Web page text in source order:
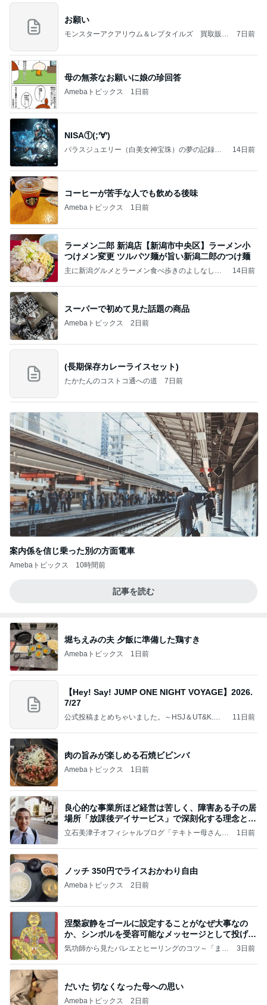
お願い
モンスターアクアリウム＆レプタイルズ 買取販売
7日前
母の無茶なお願いに娘の珍回答
Amebaトピックス 1日前
NISA①(;'∀')
パラスジュエリー（白美女神宝珠）の夢の記録
14日前
コーヒーが苦手な人でも飲める後味
Amebaトピックス 1日前
ラーメン二郎 新潟店【新潟市中央区】ラーメン小
つけメン変更 ツルパツ麺が旨い新潟二郎のつけ麺
主に新潟グルメとラーメン食べ歩きのよしなしご
14日前
スーパーで初めて見た話題の商品
Amebaトピックス 2日前
(長期保存カレーライスセット)
たかたんのコストコ通への道 7日前
案内係を信じ乗った別の方面電車
Amebaトピックス 10時間前
記事を読む
堀ちえみの夫 夕飯に準備した鶏すき
Amebaトピックス 1日前
【Hey! Say! JUMP ONE NIGHT VOYAGE】2026.
7/27
公式投稿まとめちゃいました。～HSJ＆UT&K.O.
11日前
肉の旨みが楽しめる石焼ビビンバ
Amebaトピックス 1日前
良心的な事業所ほど経営は苦しく、障害ある子の居
場所「放課後デイサービス」で深刻化する理念と現
実の
立石美津子オフィシャルブログ「テキトー母さんの
1日前
ノッチ 350円でライスおかわり自由
Amebaトピックス 2日前
涅槃寂静をゴールに設定することがなぜ大事なの
か、シンボルを受容可能なメッセージとして投げる
ことが
気功師から見たバレエとヒーリングのコツ～「まと
3日前
だいた 切なくなった母への思い
Amebaトピックス 2日前